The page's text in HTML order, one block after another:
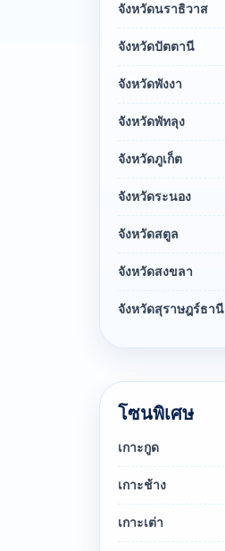
จังหวัดนราธิวาส
จังหวัดปัตตานี
จังหวัดพังงา
จังหวัดพัทลุง
จังหวัดภูเก็ต
จังหวัดระนอง
จังหวัดสตูล
จังหวัดสงขลา
จังหวัดสุราษฎร์ธานี
โซนพิเศษ
เกาะกูด
เกาะช้าง
เกาะเต่า